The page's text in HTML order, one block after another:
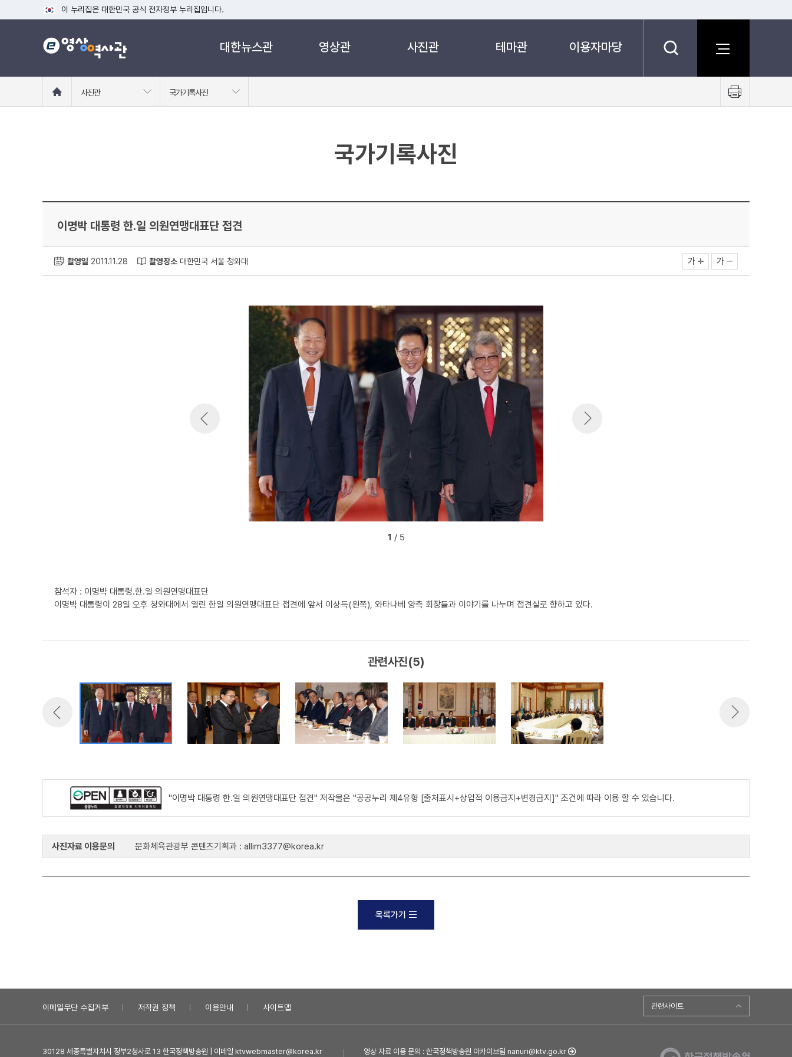
이 누리집은 대한민국 공식 전자정부 누리집입니다.
공식 누리집 주소 확인하기
go.kr 주소를 사용하는 누리집은 대한민국 정부기관이 관리하는 누리집입니다.
대한뉴스관 영상관 사진관 테마관 이용자마당
로
사진관 국가기록사진
트
국가기록사진
이명박 대통령 한.일 의원연맹대표단 접견
촬영일 2011.11.28 촬영장소 대한민국 서울 청와대 가 가
1 / 5
참석자 : 이명박 대통령.한.일 의원연맹대표단
이명박 대통령이 28일 오후 청와대에서 열린 한일 의원연맹대표단 접견에 앞서 이상득(왼쪽), 와타나베 양측 회장들과 이야기를 나누며 접견실로 향하고 있다.
관련사진(5)
"이명박 대통령 한.일 의원연맹대표단 접견" 저작물은 "공공누리 제4유형 [출처표시+상업적 이용금지+변경금지]" 조건에 따라 이용 할 수 있습니다.
사진자료 이용문의 문화체육관광부 콘텐츠기획과 : allim3377@korea.kr
목록가기
이메일무단 수집거부 저작권 정책 이용안내 사이트맵 관련사이트
30128 세종특별자치시 정부2청사로 13 한국정책방송원 | 이메일 ktvwebmaster@korea.kr 영상 자료 이용 문의 : 한국정책방송원 아카이브팀 nanuri@ktv.go.kr